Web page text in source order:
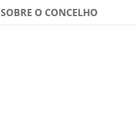
SOBRE O CONCELHO